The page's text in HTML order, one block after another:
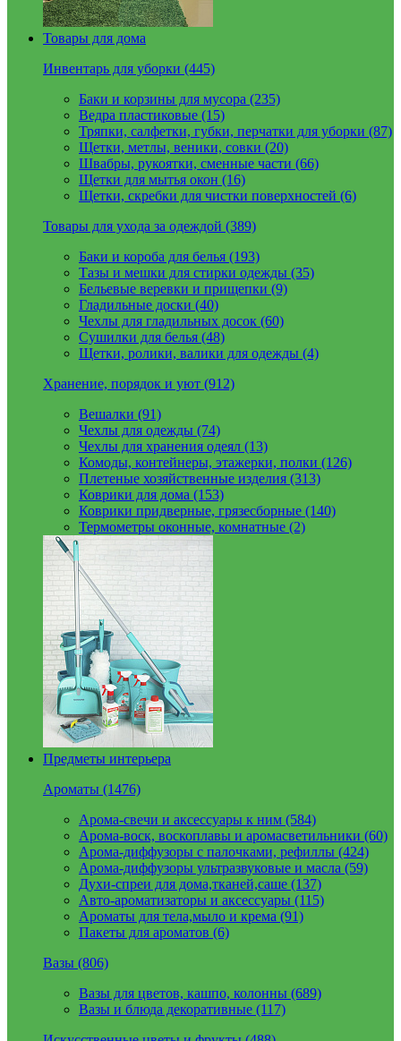
Товары для дома
Инвентарь для уборки (445)
Баки и корзины для мусора (235)
Ведра пластиковые (15)
Тряпки, салфетки, губки, перчатки для уборки (87)
Щетки, метлы, веники, совки (20)
Швабры, рукоятки, сменные части (66)
Щетки для мытья окон (16)
Щетки, скребки для чистки поверхностей (6)
Товары для ухода за одеждой (389)
Баки и короба для белья (193)
Тазы и мешки для стирки одежды (35)
Бельевые веревки и прищепки (9)
Гладильные доски (40)
Чехлы для гладильных досок (60)
Сушилки для белья (48)
Щетки, ролики, валики для одежды (4)
Хранение, порядок и уют (912)
Вешалки (91)
Чехлы для одежды (74)
Чехлы для хранения одеял (13)
Комоды, контейнеры, этажерки, полки (126)
Плетеные хозяйственные изделия (313)
Коврики для дома (153)
Коврики придверные, грязесборные (140)
Термометры оконные, комнатные (2)
Предметы интерьера
Ароматы (1476)
Арома-свечи и аксессуары к ним (584)
Арома-воск, воскоплавы и аромасветильники (60)
Арома-диффузоры с палочками, рефиллы (424)
Арома-диффузоры ультразвуковые и масла (59)
Духи-спреи для дома,тканей,саше (137)
Авто-ароматизаторы и аксессуары (115)
Ароматы для тела,мыло и крема (91)
Пакеты для ароматов (6)
Вазы (806)
Вазы для цветов, кашпо, колонны (689)
Вазы и блюда декоративные (117)